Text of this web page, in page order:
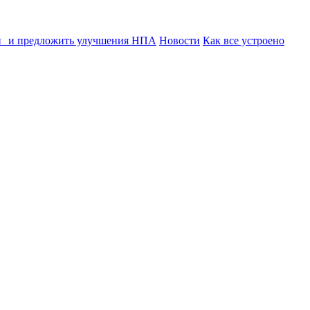
и предложить улучшения НПА Новости Как все устроено